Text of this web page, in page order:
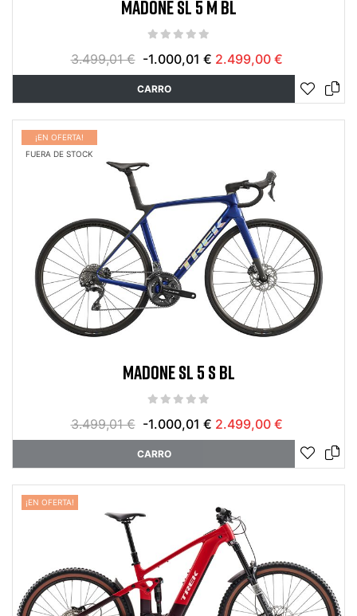
MADONE SL 5 M BL
3.499,01 € -1.000,01 € 2.499,00 €
CARRO
¡EN OFERTA!
FUERA DE STOCK
MADONE SL 5 S BL
3.499,01 € -1.000,01 € 2.499,00 €
CARRO
¡EN OFERTA!